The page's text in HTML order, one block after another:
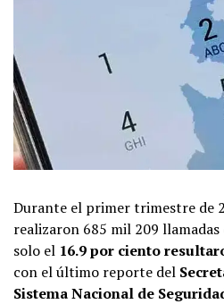
Durante el primer trimestre de
realizaron 685 mil 209
solo el 16.9 por ciento
con el último reporte del
Sistema Nacional de